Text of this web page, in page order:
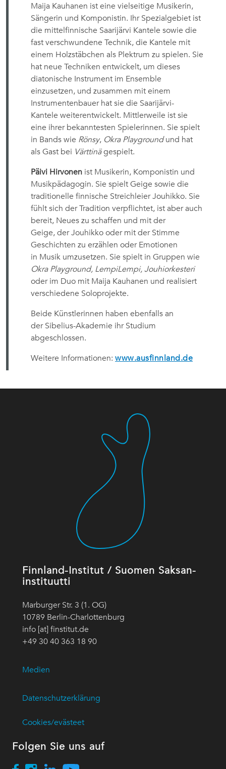
Maija Kauhanen ist eine vielseitige Musikerin,
Sängerin und Komponistin. Ihr Spezialgebiet ist
die mittelfinnische Saarijärvi Kantele sowie die
fast verschwundene Technik, die Kantele mit
einem Holzstäbchen als Plektrum zu spielen. Sie
hat neue Techniken entwickelt, um dieses
diatonische Instrument im Ensemble
einzusetzen, und zusammen mit einem
Instrumentenbauer hat sie die Saarijärvi-
Kantele weiterentwickelt. Mittlerweile ist sie
eine ihrer bekanntesten Spielerinnen. Sie spielt
in Bands wie Rönsy, Okra Playgroundund hat
als Gast bei Värttinägespielt.
Päivi Hirvonen ist Musikerin, Komponistin und
Musikpädagogin. Sie spielt Geige sowie die
traditionelle finnische Streichleier Jouhikko. Sie
fühlt sich der Tradition verpflichtet, ist aber auch
bereit, Neues zu schaffen und mit der
Geige, der Jouhikko oder mit der Stimme
Geschichten zu erzählen oder Emotionen
in Musik umzusetzen. Sie spielt in Gruppen wie
Okra Playground, LempiLempi, Jouhiorkesteri
oder im Duo mit Maija Kauhanen und realisiert
verschiedene Soloprojekte.
Beide Künstlerinnen haben ebenfalls an
der Sibelius-Akademie ihr Studium
abgeschlossen.
Weitere Informationen: www.ausfinnland.de
Finnland-Institut / Suomen Saksan-
instituutti
Marburger Str. 3 (1. OG)
10789 Berlin-Charlottenburg
info [at] finstitut.de
+49 30 40 363 18 90
Medien
Datenschutzerklärung
Cookies/evästeet
Folgen Sie uns auf